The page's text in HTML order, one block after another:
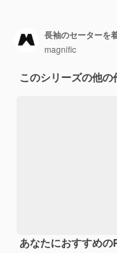
長袖のセーターを
magnific
このシリーズの他の
あなたにおすすめの